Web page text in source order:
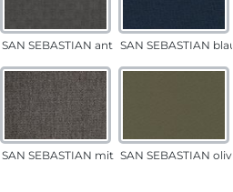
SAN SEBASTIAN anthrazitSAN SEBASTIAN blau
sand
SAN SEBASTIAN mittelgrauSAN SEBASTIAN oliv